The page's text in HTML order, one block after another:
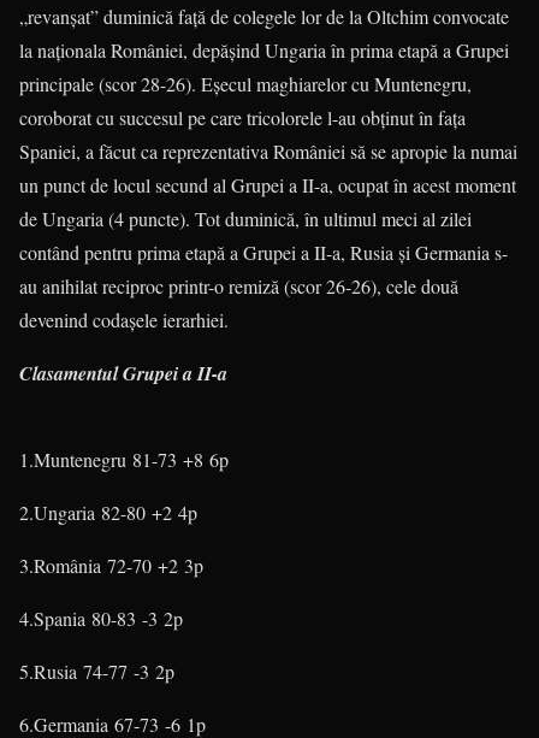
„revanşat” duminică faţă de colegele lor de la Oltchim convocate
la naţionala României, depăşind Ungaria în prima etapă a Grupei
principale (scor 28-26). Eşecul maghiarelor cu Muntenegru,
coroborat cu succesul pe care tricolorele l-au obţinut în faţa
Spaniei, a făcut ca reprezentativa României să se apropie la numai
un punct de locul secund al Grupei a II-a, ocupat în acest moment
de Ungaria (4 puncte). Tot duminică, în ultimul meci al zilei
contând pentru prima etapă a Grupei a II-a, Rusia şi Germania s-
au anihilat reciproc printr-o remiză (scor 26-26), cele două
devenind codaşele ierarhiei.
Clasamentul Grupei a II-a
1.Muntenegru 81-73 +8 6p
2.Ungaria 82-80 +2 4p
3.România 72-70 +2 3p
4.Spania 80-83 -3 2p
5.Rusia 74-77 -3 2p
6.Germania 67-73 -6 1p